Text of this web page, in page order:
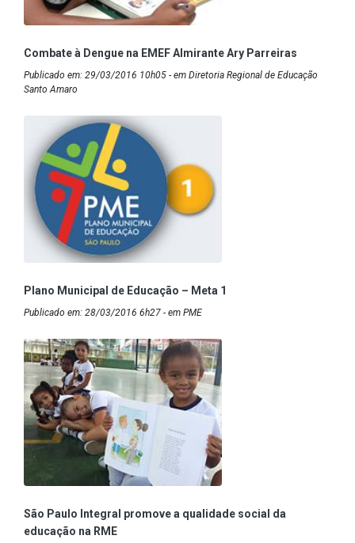
Combate à Dengue na EMEF Almirante Ary Parreiras
Publicado em: 29/03/2016 10h05 - em Diretoria Regional de Educação
Santo Amaro
Plano Municipal de Educação – Meta 1
Publicado em: 28/03/2016 6h27 - em PME
São Paulo Integral promove a qualidade social da
educação na RME